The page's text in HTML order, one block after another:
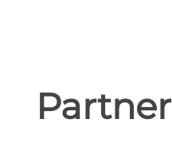
Partner